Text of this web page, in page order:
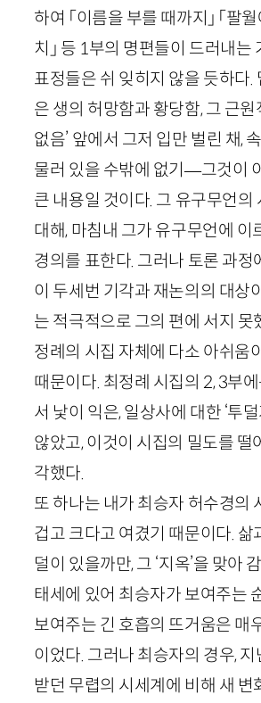
하여 「이름을 부를 때까지」 「팔월
치」 등 1부의 명편들이 드러내는
표정들은 쉬 잊히지 않을 듯하다.
은 생의 허망함과 황당함, 그 근원
없음’ 앞에서 그저 입만 벌린 채,
물러 있을 수밖에 없기—그것이
큰 내용일 것이다. 그 유구무언의
대해, 마침내 그가 유구무언에 이
경의를 표한다. 그러나 토론 과정
이 두세번 기각과 재논의의 대상
는 적극적으로 그의 편에 서지 못
정례의 시집 자체에 다소 아쉬움
때문이다. 최정례 시집의 2,3부
서 낯이 익은, 일상사에 대한 ‘투
않았고, 이것이 시집의 밀도를 떨
각했다.
또 하나는 내가 최승자 허수경의
겁고 크다고 여겼기 때문이다. 삶
덜이 있을까만, 그 ‘지옥’을 맞아
태세에 있어 최승자가 보여주는
보여주는 긴 호흡의 뜨거움은 매
이었다. 그러나 최승자의 경우,
받던 무렵의 시세계에 비해 새 변